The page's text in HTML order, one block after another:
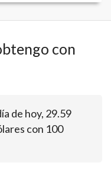
con
de hoy, 29.59
con 100